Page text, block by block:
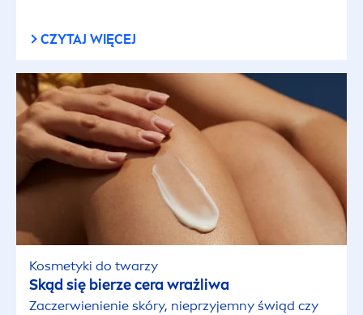
Wszystkie rodzaje włosów
WYBRANE FILTRY
CZYTAJ WIĘCEJ
Kosmetyki do twarzy
Skąd się bierze cera wrażliwa
Zaczerwienienie skóry, nieprzyjemny świąd czy